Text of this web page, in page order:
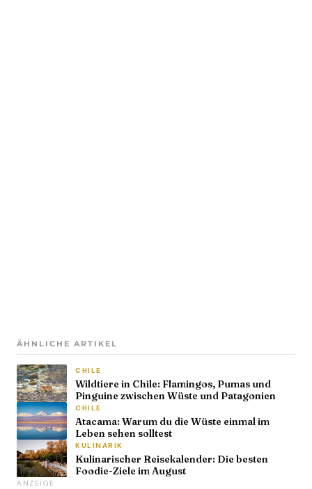
ÄHNLICHE ARTIKEL
CHILE
Wildtiere in Chile: Flamingos, Pumas und
Pinguine zwischen Wüste und Patagonien
CHILE
Atacama: Warum du die Wüste einmal im
Leben sehen solltest
KULINARIK
Kulinarischer Reisekalender: Die besten
Foodie-Ziele im August
ANZEIGE